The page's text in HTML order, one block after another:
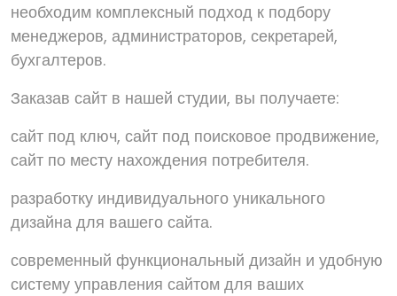
необходим комплексный подход к подбору
менеджеров, администраторов, секретарей,
бухгалтеров.
Заказав сайт в нашей студии, вы получаете:
сайт под ключ, сайт под поисковое продвижение,
сайт по месту нахождения потребителя.
разработку индивидуального уникального
дизайна для вашего сайта.
современный функциональный дизайн и удобную
систему управления сайтом для ваших